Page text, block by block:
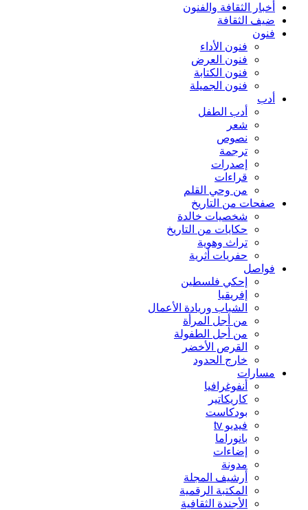
أخبار الثقافة والفنون
ضيف الثقافة
فنون
فنون الأداء
فنون العرض
فنون الكتابة
فنون الجميلة
أدب
أدب الطفل
شعر
نصوص
ترجمة
إصدرات
قراءات
من وحي القلم
صفحات من التاريخ
شخصيات خالدة
حكايات من التاريخ
تراث وهوية
حفريات أثرية
فواصل
إحكي فلسطين
إفريقيا
الشباب وريادة الأعمال
من أجل المرأة
من أجل الطفولة
القرص الأخضر
خارج الحدود
مسارات
أنفوغرافيا
كاريكاتير
بودكاست
فيديو tv
بانوراما
إضاءات
مدونة
أرشيف المجلة
المكتبة الرقمية
الأجندة الثقافية